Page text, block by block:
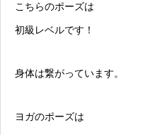
こちらのポーズは
初級レベルです！
身体は繋がっています。
ヨガのポーズは